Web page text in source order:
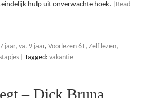
hulp uit onverwachte hoek.
[Read
jaar, va. 9 jaar, Voorlezen 6+, Zelf lezen,
Tagged: vakantie
– Dick Bruna